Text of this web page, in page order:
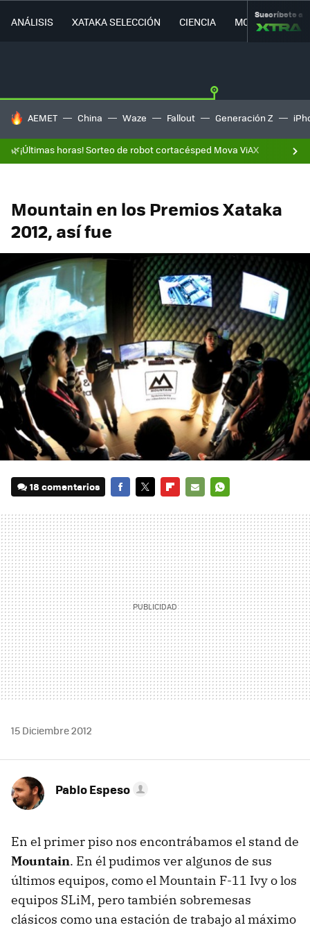
ANÁLISIS XATAKA SELECCIÓN CIENCIA MOVILIDAD
Suscríbete a
HOY SE HABLA DE
AEMET China Waze Fallout Generación Z
🌿¡Últimas horas! Sorteo de robot cortacésped Mova ViAX
Mountain en los Premios Xataka
2012, así fue
18 comentarios
MAIL
15 Diciembre 2012
Pablo Espeso
En el primer piso nos encontrábamos el stand de
Mountain. En él pudimos ver algunos de sus
últimos equipos, como el Mountain F-11 Ivy o los
equipos SLiM, pero también sobremesas
clásicos como una estación de trabajo al máximo